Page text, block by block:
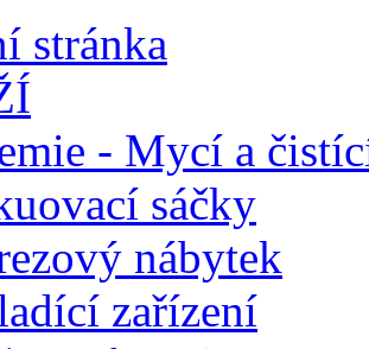
stránka
- Mycí a
sáčky
nábytek
zařízení